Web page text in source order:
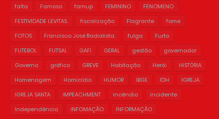
falta
Famoso famup FEMININO
FENOMENO
FESTIVIDADE LEVITAS.
fiscalização Flagrante
fome
FOTOS
Francisco José Radialista. fulga
Furto
FUTEBOL
FUTSAL GAFI GERAL gestão
governador
Governo
gráfico GREVE Habitação Herói
HISTÓRIA
Homenagem
Homicídio HUMOR IBGE IDH
IGREJA
IGREJA SANTA
IMPEACHMENT incêndio
incidente
Independência
INFOMAÇÃO
INFORMAÇÃO